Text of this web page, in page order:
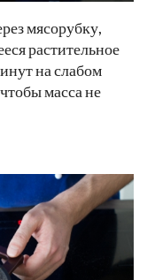
мясорубку,
растительное
на слабом
масса не